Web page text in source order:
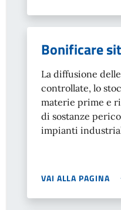
Bonificare
La diffusione
controllate, lo
materie prime e
di sostanze
impianti
VAI ALLA PAGINA